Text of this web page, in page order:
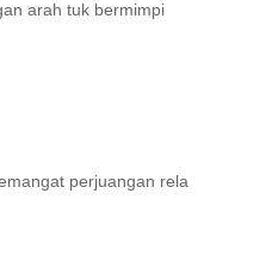
arah tuk bermimpi
perjuangan rela